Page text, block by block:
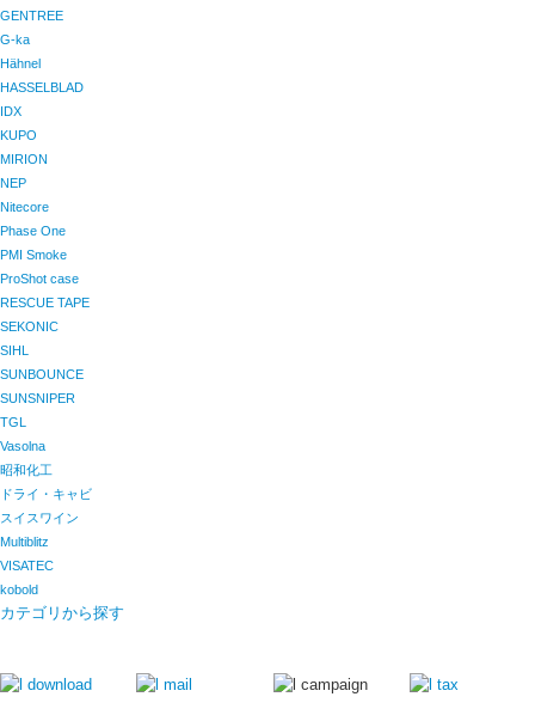
GENTREE
G-ka
Hähnel
HASSELBLAD
IDX
KUPO
MIRION
NEP
Nitecore
Phase One
PMI Smoke
ProShot case
RESCUE TAPE
SEKONIC
SIHL
SUNBOUNCE
SUNSNIPER
TGL
Vasolna
昭和化工
ドライ・キャビ
スイスワイン
Multiblitz
VISATEC
kobold
カテゴリから探す